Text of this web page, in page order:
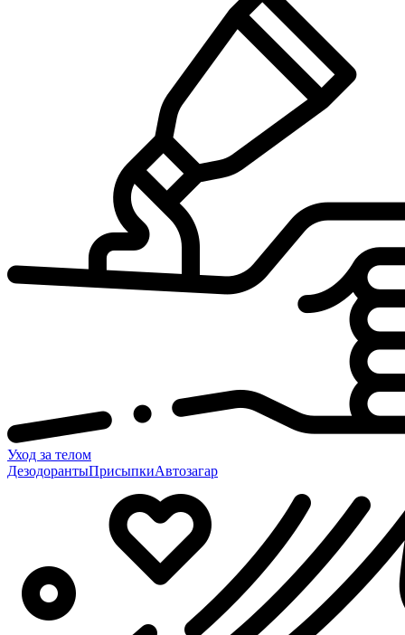
Уход за телом
ДезодорантыПрисыпкиАвтозагар